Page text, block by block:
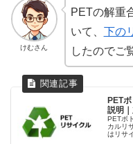
けむさん
PETの解重
いて、 下の
したのでご
PET
説明
PETボ
カルリ
はリサ